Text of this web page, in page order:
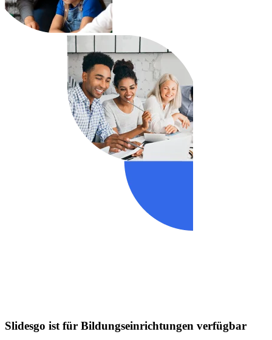
Slidesgo ist für Bildungseinrichtungen verfügbar